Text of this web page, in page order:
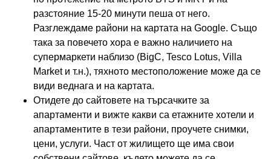
разстояние 15-20 минути пеша от него.
Разглеждаме райони на картата на Google. Също
така за повечето хора е важно наличието на
супермаркети наблизо (BigC, Tesco Lotus, Villa
Market и т.н.), тяхното местоположение може да се
види веднага и на картата.
Отидете до сайтовете на търсачките за
апартаменти и вижте какви са етажните хотели и
апартаментите в тези райони, проучете снимки,
цени, услуги. Част от жилището ще има свои